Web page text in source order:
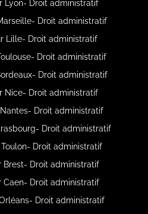
Lyon- Droit administratif
Droit administratif
Lille- Droit administratif
Droit administratif
Droit administratif
Nice- Droit administratif
Droit administratif
Droit administratif
Droit administratif
Brest- Droit administratif
Caen- Droit administratif
Droit administratif